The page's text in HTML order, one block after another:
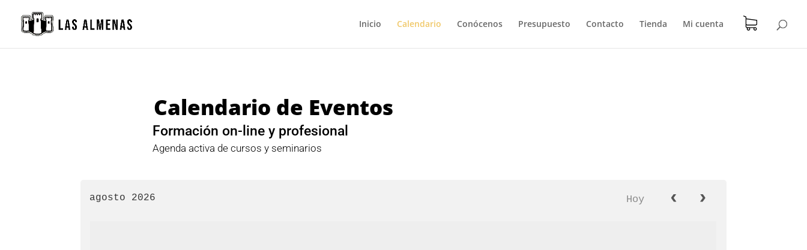
Inicio Calendario Conócenos Presupuesto Contacto Tienda Mi cuenta
Calendario de Eventos
Formación on-line y profesional
Agenda activa de cursos y seminarios
agosto 2026 Hoy